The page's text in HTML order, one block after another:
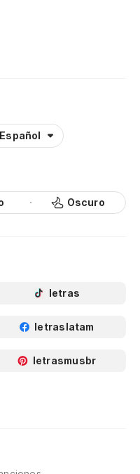
Español
Oscuro
letras
letraslatam
letrasmusbr